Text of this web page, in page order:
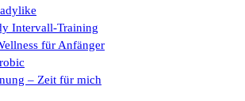
Intervall-Training
für Anfänger
– Zeit für mich